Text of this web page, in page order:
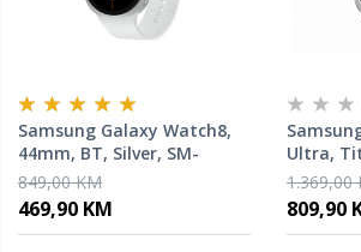
Samsung Galaxy Watch8,
44mm, BT, Silver, SM-
L330NZSAEUC, pametni sat
849,00 KM
469,90 KM
Ultra,
1.369,00
809,90